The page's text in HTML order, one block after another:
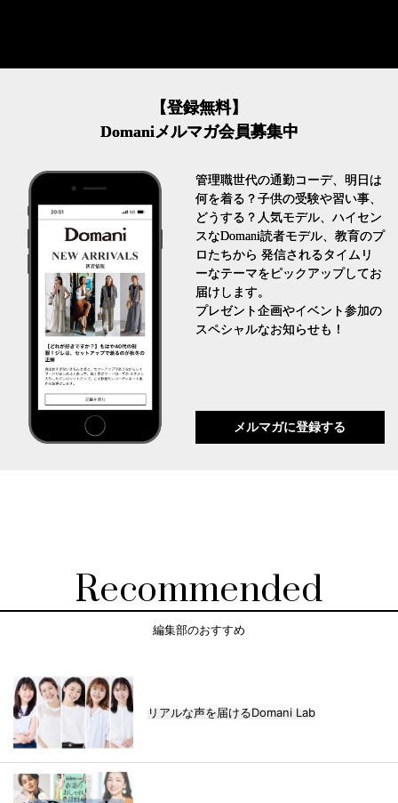
【登録無料】
Domaniメルマガ会員募集中
管理職世代の通勤コーデ、明日は
何を着る？子供の受験や習い事、
どうする？人気モデル、ハイセン
スなDomani読者モデル、教育のプ
ロたちから 発信されるタイムリ
ーなテーマをピックアップしてお
届けします。
プレゼント企画やイベント参加の
スペシャルなお知らせも！
メルマガに登録する
Recommended
編集部のおすすめ
リアルな声を届けるDomani Lab